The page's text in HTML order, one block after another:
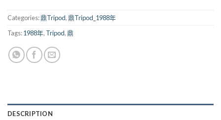
Categories:鼎Tripod,鼎Tripod_1988年
Tags:1988年, Tripod,鼎
DESCRIPTION